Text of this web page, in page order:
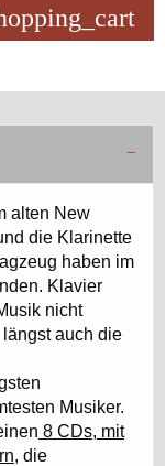
alten New
die Klarinette
haben im
Klavier
nicht
auch die
Musiker.
8 CDs, mit
, die